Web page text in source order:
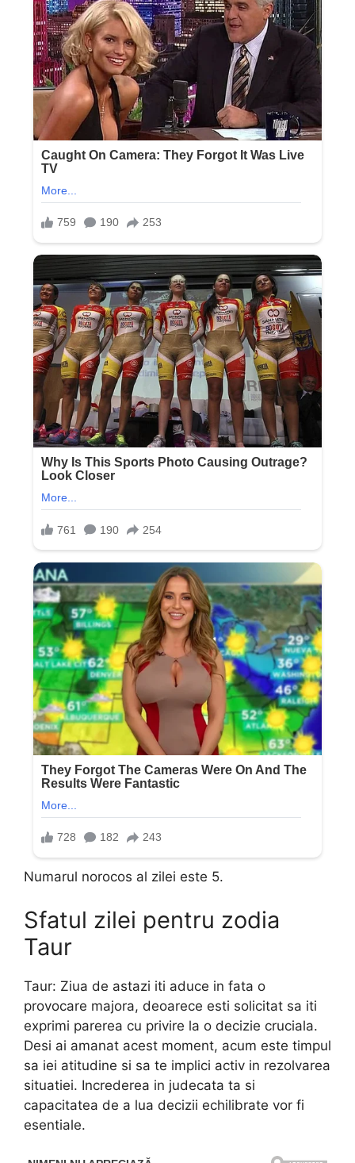
Numarul norocos al zilei este 5.
Sfatul zilei pentru zodia
Taur
Taur: Ziua de astazi iti aduce in fata o
provocare majora, deoarece esti solicitat sa iti
exprimi parerea cu privire la o decizie cruciala.
Desi ai amanat acest moment, acum este timpul
sa iei atitudine si sa te implici activ in rezolvarea
situatiei. Increderea in judecata ta si
capacitatea de a lua decizii echilibrate vor fi
esentiale.